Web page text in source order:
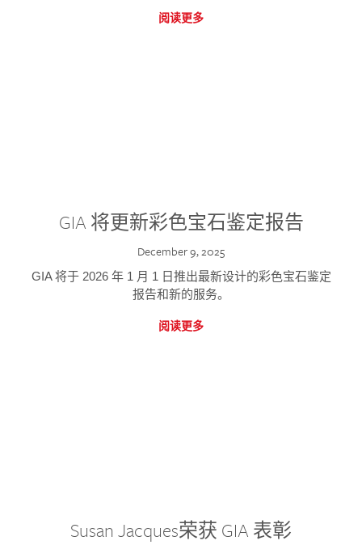
阅读更多
GIA 将更新彩色宝石鉴定报告
December 9, 2025
GIA 将于 2026 年 1 月 1 日推出最新设计的彩色宝石鉴定
报告和新的服务。
阅读更多
Susan Jacques荣获 GIA 表彰